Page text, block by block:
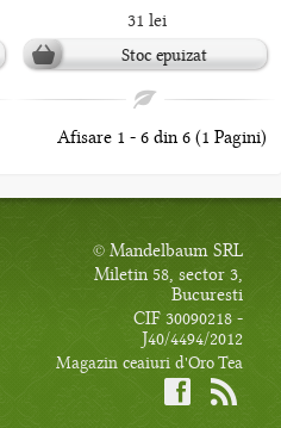
31 lei
Stoc epuizat
Afisare 1 - 6 din 6 (1 Pagini)
© Mandelbaum SRL
Miletin 58, sector 3,
Bucuresti
CIF 30090218 -
J40/4494/2012
Magazin ceaiuri d'Oro Tea